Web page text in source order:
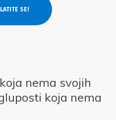
nema svojih
koja nema